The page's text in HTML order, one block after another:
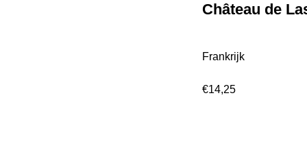
Château de
Frankrijk
€14,25